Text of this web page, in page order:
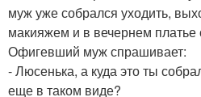
муж уже собрался уходить,
макияжем и в вечернем
Офигевший муж спрашивает:
- Люсенька, а куда это ты
еще в таком виде?